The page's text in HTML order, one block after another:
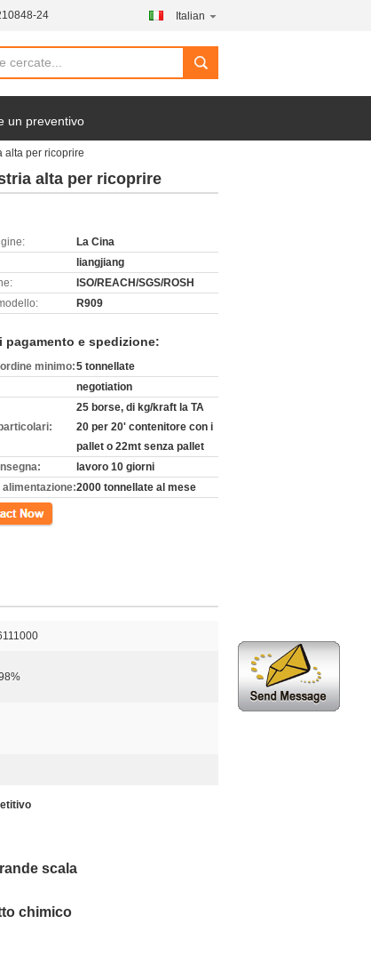
24 Italian
search
un preventivo
alta per ricoprire
alta per ricoprire
La Cina
liangjiang
ISO/REACH/SGS/ROSH
R909
pagamento e spedizione:
minimo:5 tonnellate
negotiation
25 borse, di kg/kraft la TA
20 per 20' contenitore con i
pallet o 22mt senza pallet
lavoro 10 giorni
2000 tonnellate al mese
scala
chimico